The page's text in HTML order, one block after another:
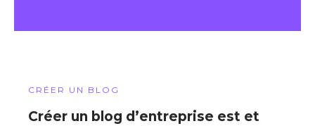
CRÉER UN BLOG
Créer un blog d’entreprise est et